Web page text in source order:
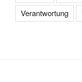
Verantwortung